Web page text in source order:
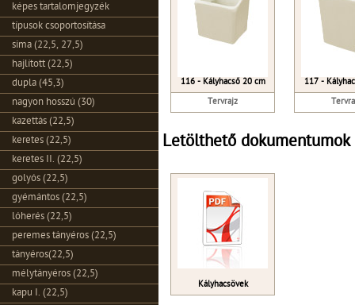
képes tartalomjegyzék
típusok csoportosítása
sima (22,5, 27,5)
hajlított (22,5)
dupla (45,3)
nagyon hosszú (30)
kazettás (22,5)
keretes (22,5)
keretes II. (22,5)
golyós (22,5)
gyémántos (22,5)
lóherés (22,5)
peremes tányéros (22,5)
tányéros(22,5)
mélytányéros (22,5)
kapu I. (22,5)
116 - Kályhacső 20 cm
Tervrajz
117 -
Letölthető dokumentumok
Kályhacsövek